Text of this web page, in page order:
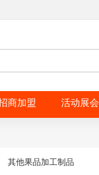
商加盟 活动展会
其他果品加工制品